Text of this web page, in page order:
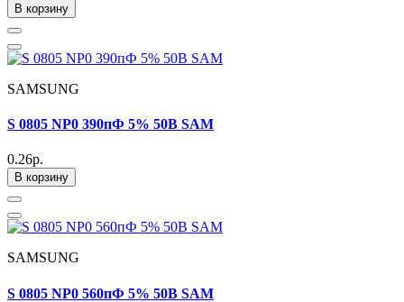
В корзину
SAMSUNG
S 0805 NP0 390пФ 5% 50В SAM
0.26р.
В корзину
SAMSUNG
S 0805 NP0 560пФ 5% 50В SAM